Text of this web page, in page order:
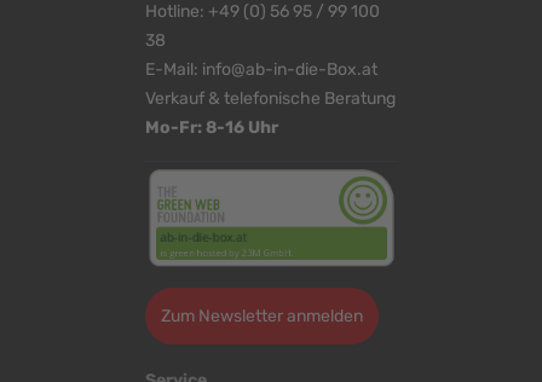
Hotline: +49 (0) 56 95 / 99 100
38
E-Mail: info@ab-in-die-Box.at
Verkauf & telefonische Beratung
Mo-Fr: 8-16 Uhr
Zum Newsletter anmelden